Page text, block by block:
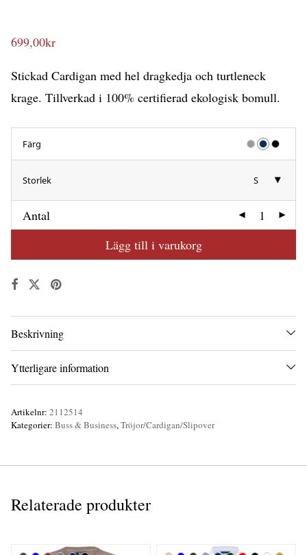
699,00kr
Stickad Cardigan med hel dragkedja och turtleneck
krage. Tillverkad i 100% certifierad ekologisk bomull.
Färg
Storlek S
Antal
Lägg till i varukorg
Beskrivning
Ytterligare information
Artikelnr: 2112514
Kategorier: Buss & Business,Tröjor/Cardigan/Slipover
Relaterade produkter